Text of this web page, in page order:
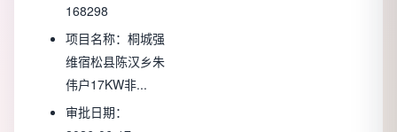
168298
项目名称： 桐城强
维宿松县陈汉乡朱
伟户17KW非...
审批日期：